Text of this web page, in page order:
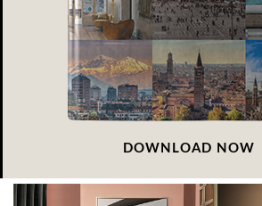
DOWNLOAD NOW